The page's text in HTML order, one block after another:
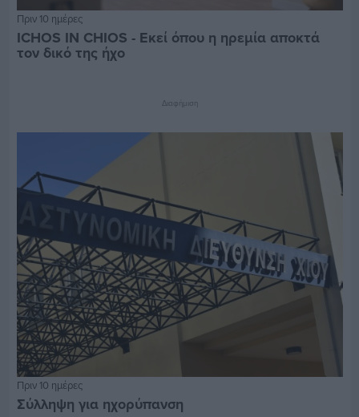
Πριν 10 ημέρες
ICHOS IN CHIOS - Εκεί όπου η ηρεμία αποκτά
τον δικό της ήχο
Διαφήμιση
Πριν 10 ημέρες
Σύλληψη για ηχορύπανση